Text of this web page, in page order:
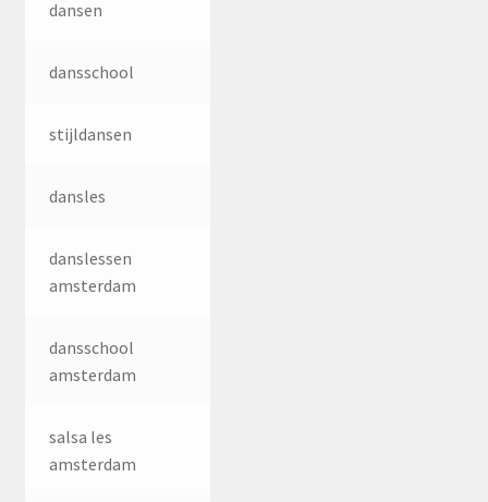
dansen
dansschool
stijldansen
dansles
danslessen
amsterdam
dansschool
amsterdam
salsa les
amsterdam